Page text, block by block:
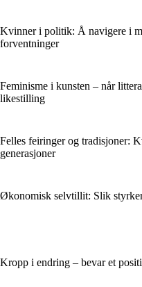
Kvinner i politik: Å navigere i
forventninger
Feminisme i kunsten – når
likestilling
Felles feiringer og tradisjoner:
generasjoner
Økonomisk selvtillit: Slik
Kropp i endring – bevar et